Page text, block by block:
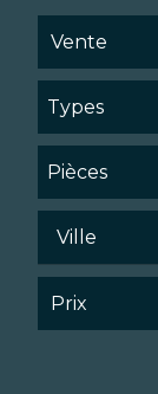
Types
Pièces